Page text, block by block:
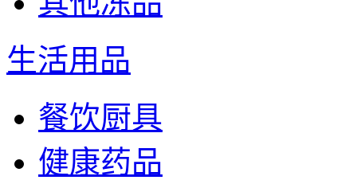
生活用品
餐饮厨具
健康药品